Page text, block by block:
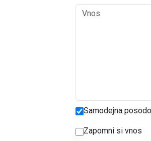
Samodejna
Zapomni si vnos